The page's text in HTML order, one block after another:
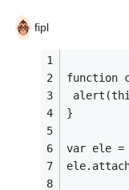
fipl
function
}
var ele =